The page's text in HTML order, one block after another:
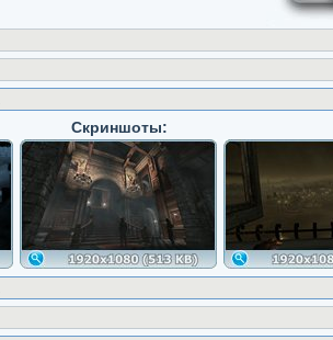
Скриншоты: